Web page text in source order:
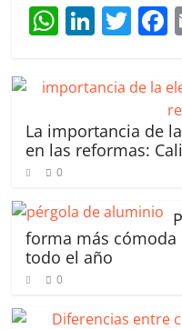
W
at
s
A
p
p
Li
k
dI
n
T
itt c
k
La importancia de
en las reformas:
0
forma más
todo el año
0